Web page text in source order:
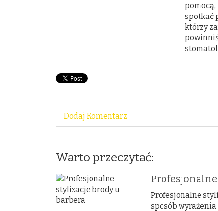
spotkać
którzy
Dodaj Komentarz
Warto przeczytać:
Profesjonalne
sposób